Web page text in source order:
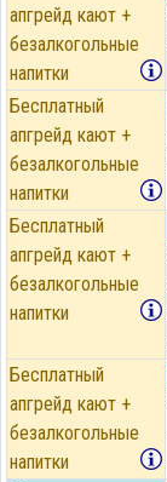
апгрейд кают +
безалкогольные
напитки
Бесплатный
апгрейд кают +
безалкогольные
напитки
Бесплатный
апгрейд кают +
безалкогольные
напитки
Бесплатный
апгрейд кают +
безалкогольные
напитки